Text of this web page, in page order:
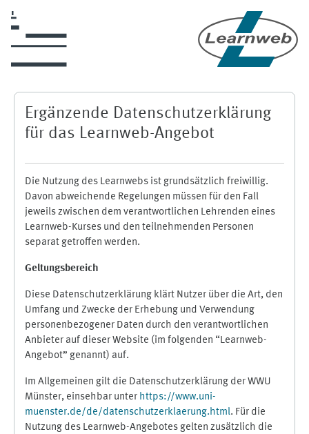
Ergänzende Datenschutzerklärung
für das Learnweb-Angebot
Die Nutzung des Learnwebs ist grundsätzlich freiwillig.
Davon abweichende Regelungen müssen für den Fall
jeweils zwischen dem verantwortlichen Lehrenden eines
Learnweb-Kurses und den teilnehmenden Personen
separat getroffen werden.
Geltungsbereich
Diese Datenschutzerklärung klärt Nutzer über die Art, den
Umfang und Zwecke der Erhebung und Verwendung
personenbezogener Daten durch den verantwortlichen
Anbieter auf dieser Website (im folgenden “Learnweb-
Angebot” genannt) auf.
Im Allgemeinen gilt die Datenschutzerklärung der WWU
Münster, einsehbar unter https://www.uni-
muenster.de/de/datenschutzerklaerung.html. Für die
Nutzung des Learnweb-Angebotes gelten zusätzlich die